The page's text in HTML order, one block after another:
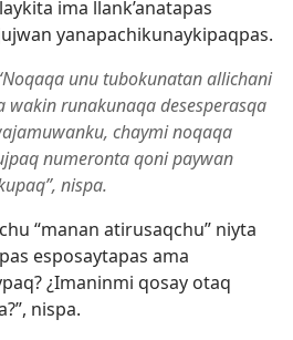
ima llank’anatapas
yanapachikunaykipaqpas.
unu tubokunatan allichani
wakin runakunaqa desesperasqa
chaymi noqaqa
numeronta qoni paywan
nispa.
“manan atirusaqchu” niyta
esposaytapas ama
¿Imaninmi qosay otaq
nispa.